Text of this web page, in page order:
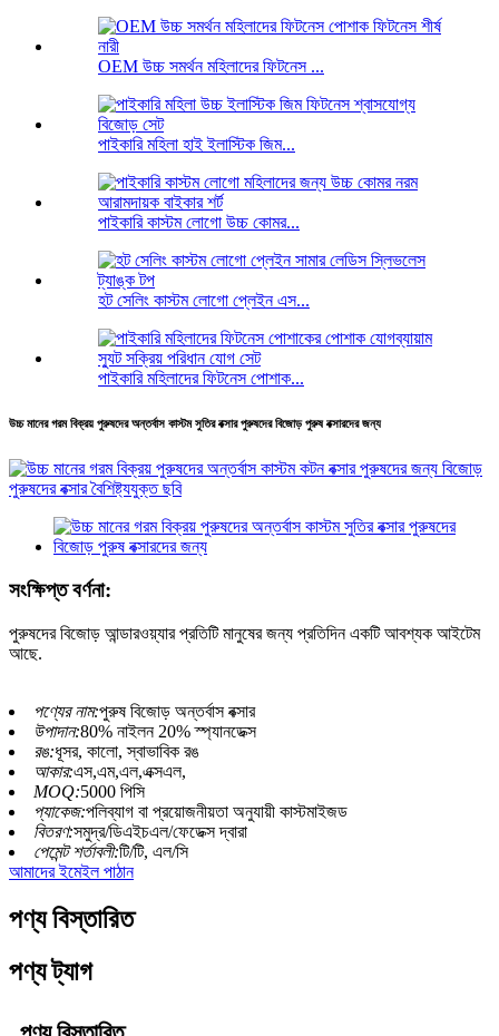
OEM উচ্চ সমর্থন মহিলাদের ফিটনেস ...
পাইকারি মহিলা হাই ইলাস্টিক জিম...
পাইকারি কাস্টম লোগো উচ্চ কোমর...
হট সেলিং কাস্টম লোগো প্লেইন এস...
পাইকারি মহিলাদের ফিটনেস পোশাক...
উচ্চ মানের গরম বিক্রয় পুরুষদের অন্তর্বাস কাস্টম সুতির বক্সার পুরুষদের বিজোড় পুরুষ বক্সারদের জন্য
সংক্ষিপ্ত বর্ণনা:
পুরুষদের বিজোড় আন্ডারওয়্যার প্রতিটি মানুষের জন্য প্রতিদিন একটি আবশ্যক আইটেম
আছে.
পণ্যের নাম:পুরুষ বিজোড় অন্তর্বাস বক্সার
উপাদান:80% নাইলন 20% স্প্যানডেক্স
রঙ:ধূসর, কালো, স্বাভাবিক রঙ
আকার:এস,এম,এল,এক্সএল,
MOQ:5000 পিসি
প্যাকেজ:পলিব্যাগ বা প্রয়োজনীয়তা অনুযায়ী কাস্টমাইজড
বিতরণ:সমুদ্র/ডিএইচএল/ফেডেক্স দ্বারা
পেমেন্ট শর্তাবলী:টি/টি, এল/সি
আমাদের ইমেইল পাঠান
পণ্য বিস্তারিত
পণ্য ট্যাগ